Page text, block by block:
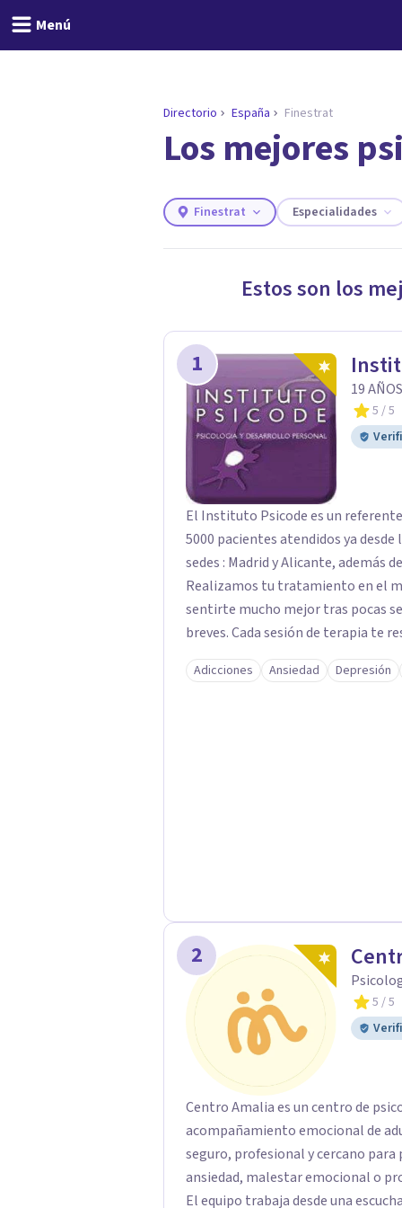
Menú
ENCONTRAR MI TERAPEUTA
¿Necesitas ayuda
Responder cuestionario
Directorio España Finestrat
Los mejores
Finestrat Especialidades
Estos son los
1
19
5 / 5
El Instituto Psicode es un
5000 pacientes atendidos ya
sedes : Madrid y Alicante, además
Realizamos tu tratamiento en el
sentirte mucho mejor tras pocas
breves. Cada sesión de terapia te
objetivos. Entre nuestras
como el tratamiento de problemas
Adicciones Ansiedad Depresión
2
5 / 5
Centro Amalia es un centro de
acompañamiento emocional de
seguro, profesional y cercano
ansiedad, malestar emocional o
El equipo trabaja desde una